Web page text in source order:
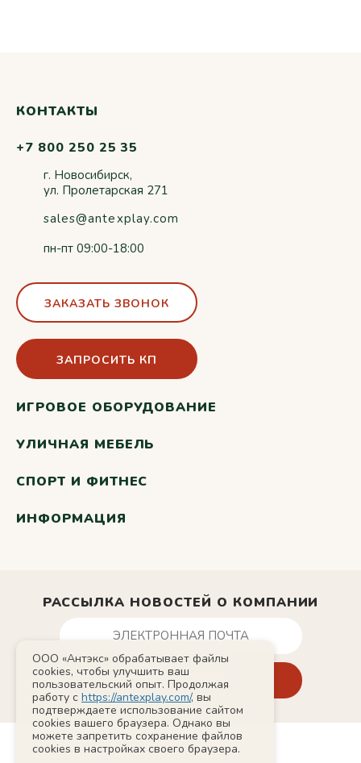
ООО «Антэкс» обрабатывает файлы
cookies, чтобы улучшить ваш
пользовательский опыт. Продолжая
работу с https://antexplay.com/, вы
подтверждаете использование сайтом
cookies вашего браузера. Однако вы
можете запретить сохранение файлов
cookies в настройках своего браузера.
КОНТАКТЫ
+7 800 250 25 35
г. Новосибирск,
ул. Пролетарская 271
sales@antexplay.com
пн-пт 09:00-18:00
ЗАКАЗАТЬ ЗВОНОК
ЗАПРОСИТЬ КП
ИГРОВОЕ ОБОРУДОВАНИЕ
УЛИЧНАЯ МЕБЕЛЬ
СПОРТ И ФИТНЕС
ИНФОРМАЦИЯ
РАССЫЛКА НОВОСТЕЙ О КОМПАНИИ
© 2011-2026 AntexPlay